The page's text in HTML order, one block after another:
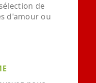
de
d'amour ou